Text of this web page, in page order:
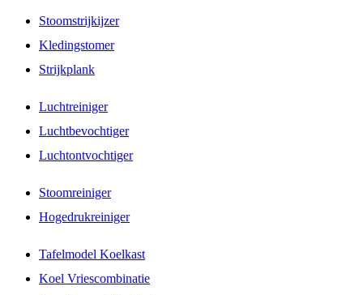
Stoomstrijkijzer
Kledingstomer
Strijkplank
Luchtreiniger
Luchtbevochtiger
Luchtontvochtiger
Stoomreiniger
Hogedrukreiniger
Tafelmodel Koelkast
Koel Vriescombinatie